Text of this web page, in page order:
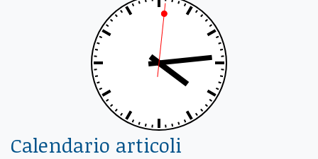
Calendario articoli